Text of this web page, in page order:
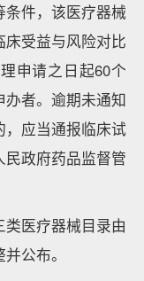
件，该医疗器械
受益与风险对比
申请之日起60个
者。逾期未通知
，应当通报临床试
政府药品监督管
医疗器械目录由
公布。